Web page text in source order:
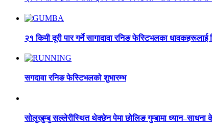
२१ किमी दूरी पार गर्ने सागादावा रनिङ फेस्टिभलका धावकहरूलाई
सगदावा रनिङ फेस्टिभलको शुभारम्भ
सोलुखुम्बु सल्लेरीस्थित थेक्छेन पेमा छोलिङ गुम्बामा ध्यान–साधना